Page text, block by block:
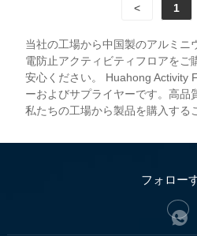
< 1
当社の工場から中国製のアルミニ
電防止アクティビティフロアをご
安心ください。 Huahong Activity
ーおよびサプライヤーです。高品
私たちの工場から製品を購入する
フォロー